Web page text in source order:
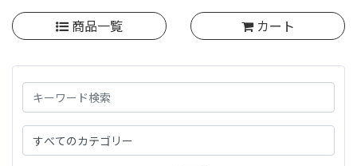
商品一覧 カート